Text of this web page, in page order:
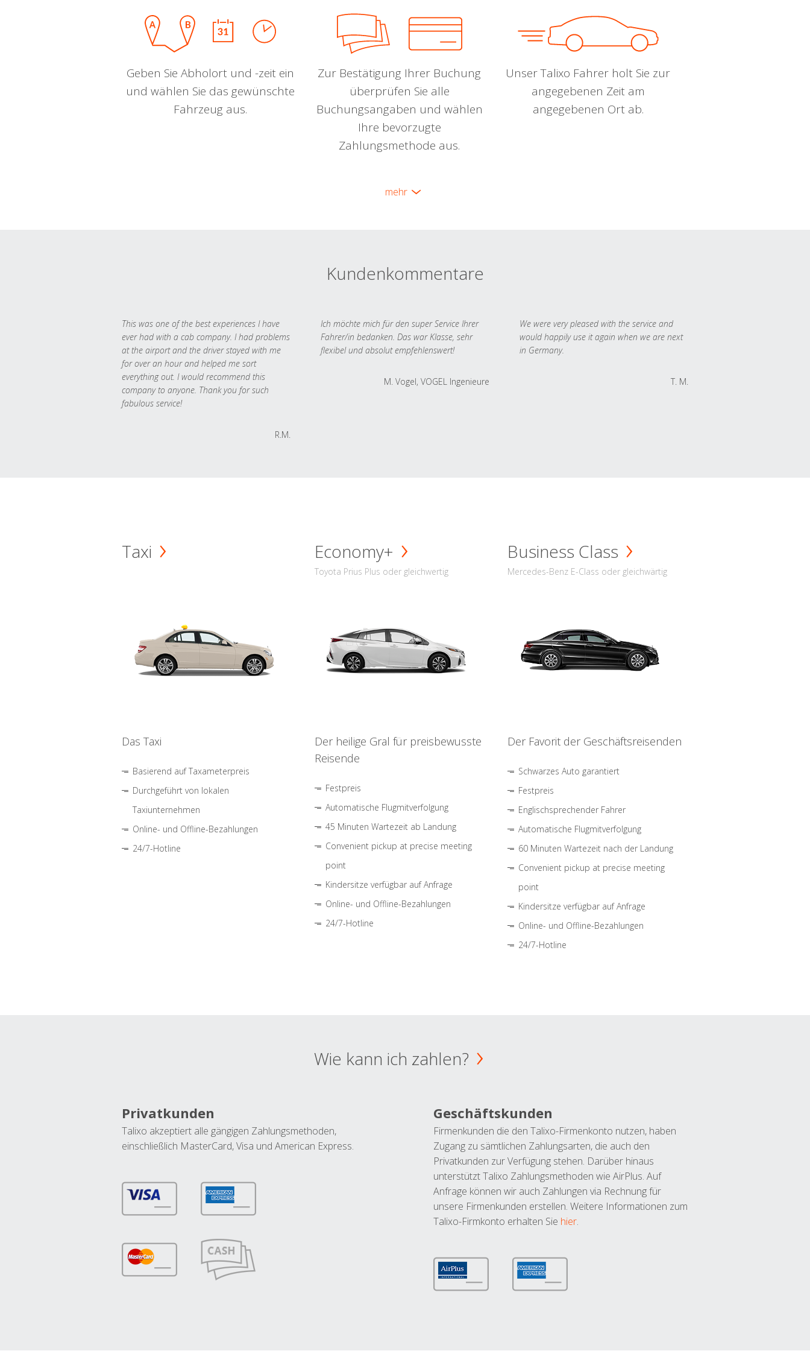
Geben Sie Abholort und -zeit ein
und wählen Sie das gewünschte
Fahrzeug aus.
Zur Bestätigung Ihrer Buchung
überprüfen Sie alle
Buchungsangaben und wählen
Ihre bevorzugte
Zahlungsmethode aus.
Unser Talixo Fahrer holt Sie zur
angegebenen Zeit am
angegebenen Ort ab.
mehr
Kundenkommentare
This was one of the best experiences I have
ever had with a cab company. I had problems
at the airport and the driver stayed with me
for over an hour and helped me sort
everything out. I would recommend this
company to anyone. Thank you for such
fabulous service!
R.M.
Ich möchte mich für den super Service Ihrer
Fahrer/in bedanken. Das war Klasse, sehr
flexibel und absolut empfehlenswert!
M. Vogel, VOGEL Ingenieure
We were very pleased with the service and
would happily use it again when we are next
in Germany.
T. M.
Taxi
Das Taxi
Basierend auf Taxameterpreis
Durchgeführt von lokalen
Taxiunternehmen
Online- und Offline-Bezahlungen
24/7-Hotline
Economy+
Toyota Prius Plus oder gleichwertig
Der heilige Gral für preisbewusste
Reisende
Festpreis
Automatische Flugmitverfolgung
45 Minuten Wartezeit ab Landung
Convenient pickup at precise meeting
point
Kindersitze verfügbar auf Anfrage
Online- und Offline-Bezahlungen
24/7-Hotline
Business Class
Mercedes-Benz E-Class oder gleichwärtig
Der Favorit der Geschäftsreisenden
Schwarzes Auto garantiert
Festpreis
Englischsprechender Fahrer
Automatische Flugmitverfolgung
60 Minuten Wartezeit nach der Landung
Convenient pickup at precise meeting
point
Kindersitze verfügbar auf Anfrage
Online- und Offline-Bezahlungen
24/7-Hotline
Wie kann ich zahlen?
Privatkunden
Talixo akzeptiert alle gängigen Zahlungsmethoden,
einschließlich MasterCard, Visa und American Express.
Geschäftskunden
Firmenkunden die den Talixo-Firmenkonto nutzen, haben
Zugang zu sämtlichen Zahlungsarten, die auch den
Privatkunden zur Verfügung stehen. Darüber hinaus
unterstützt Talixo Zahlungsmethoden wie AirPlus. Auf
Anfrage können wir auch Zahlungen via Rechnung für
unsere Firmenkunden erstellen. Weitere Informationen zum
Talixo-Firmkonto erhalten Sie hier.